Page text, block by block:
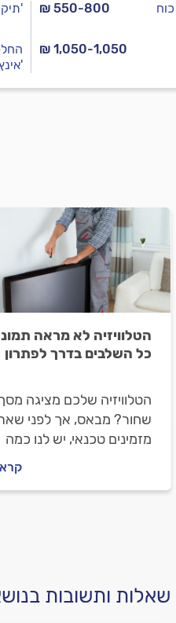
₪ 550-800
₪ 1,050-1,050
תיקון לוח אינוורטר - מעל 42 אינץ'
אינץ'
הטלוויזיה לא מראה
כל השלבים בדרך לפתרון
הטלוויזיה שלכם מציגה
שחור? מבאס, אך לפני
מזמינים טכנאי, יש לנו כמה
על התקלה המטרידה הזו.
שאלות ותשובות